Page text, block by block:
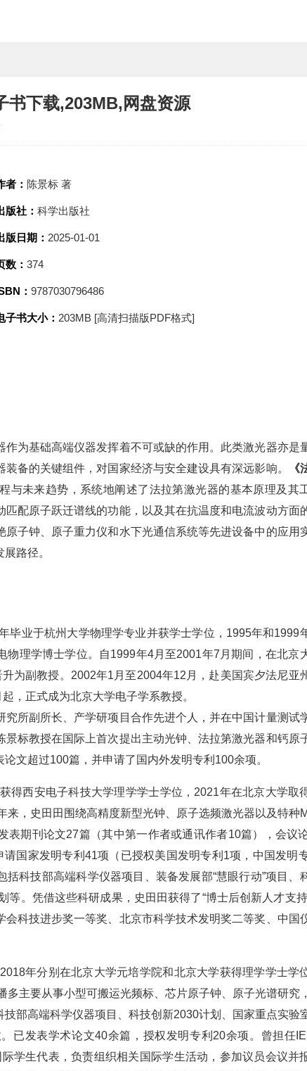
书下载,203MB,网盘资源
者： 陈景标 著
版社： 科学出版社
版日期： 2025-01-01
数： 374
： 9787030796486
子书大小： 203MB [高清扫描版PDF格式]
为基础高端仪器发挥着不可或缺的作用。此类激光器亦是
备的关键组件，对国家经济与安全建设具有深远影响。
《
与未来趋势，系统地阐述了法拉第激光器的基本原理及其
配原子跃迁谱线的功能，以及其在抗温度和电流波动方面
子钟、原子重力仪和水下光通信系统等先进设备中的应用
路径。
毕业于杭州大学物理学专业并获学士学位，1995年和1999
物理学博士学位。自1999年4月至2001年7月期间，在北京
为副教授。2002年1月至2004年12月，赴美国宾夕法尼亚
，正式成为北京大学电子学系教授。
所副所长、产学研项目合作先进个人，并在中国计量测试
标教授在国际上首次提出主动光钟、法拉第激光器和钙原
文超过100篇，并申请了国内外发明专利100余项。
得西安电子科技大学理学学士学位，2021年在北京大学取
，史田田围绕高精度新型光钟、原子选频激光器以及特种
表期刊论文27篇（其中第一作者或通讯作者10篇），会议
国家发明专利41项（已授权美国发明专利1项，中国发明
科技部高端科学仪器项目、装备发展部“慧眼行动”项目、
等。凭借这些科研成果，史田田获得了“博士后创新人才支
科技进步奖一等奖、北京市科学技术发明奖二等奖、中国
年分别在北京大学元培学院和北京大学获得理学学士学
主要从事小型可搬运光频标、芯片原子钟、原子光谱研究
部高端科学仪器项目、科技创新2030计划、国家重点实验
已发表学术论文40余篇，授权发明专利20余项。曾担任
学生代表，负责组织相关国际学生活动，参加议员会议并